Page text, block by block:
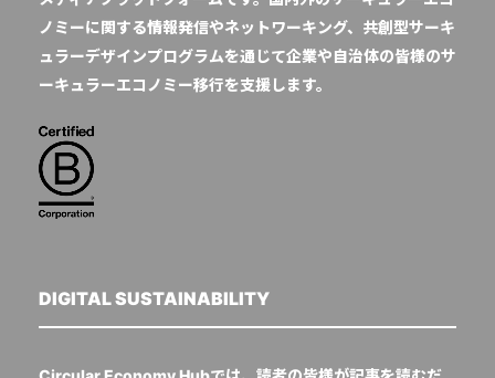
ノミーに関する情報発信やネットワーキング、共創型サーキ
ュラーデザインプログラムを通じて企業や自治体の皆様のサ
ーキュラーエコノミー移行を支援します。
DIGITAL SUSTAINABILITY